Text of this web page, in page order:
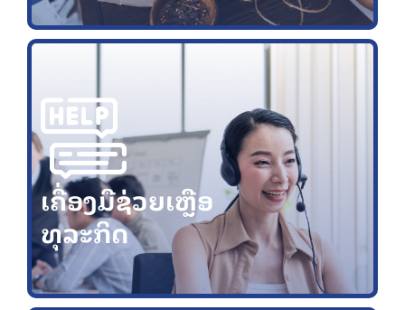
ເຄື່ອງມືຊ່ວຍເຫຼືອ
ທຸລະກິດ